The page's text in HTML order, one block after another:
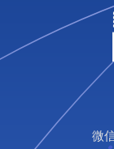
微